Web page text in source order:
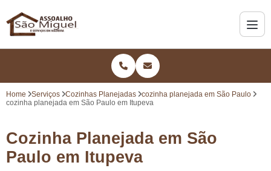
Home Serviços Cozinhas Planejadas
cozinha planejada em São Paulo
cozinha planejada em São Paulo em Itupeva
Cozinha Planejada em São
Paulo em Itupeva